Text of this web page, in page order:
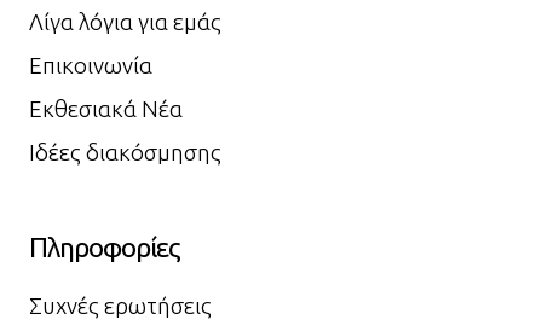
Λίγα λόγια για εμάς
Επικοινωνία
Εκθεσιακά Νέα
Ιδέες διακόσμησης
Πληροφορίες
Συχνές ερωτήσεις